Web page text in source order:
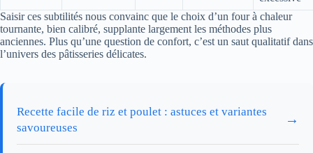
Saisir ces subtilités nous convainc que le choix d’un four à chaleur
tournante, bien calibré, supplante largement les méthodes plus
anciennes. Plus qu’une question de confort, c’est un saut qualitatif dans
l’univers des pâtisseries délicates.
Recette facile de riz et poulet : astuces et variantes
savoureuses
→